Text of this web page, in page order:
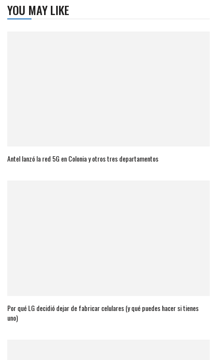
YOU MAY LIKE
Antel lanzó la red 5G en Colonia y otros tres departamentos
Por qué LG decidió dejar de fabricar celulares (y qué puedes hacer si tienes
uno)